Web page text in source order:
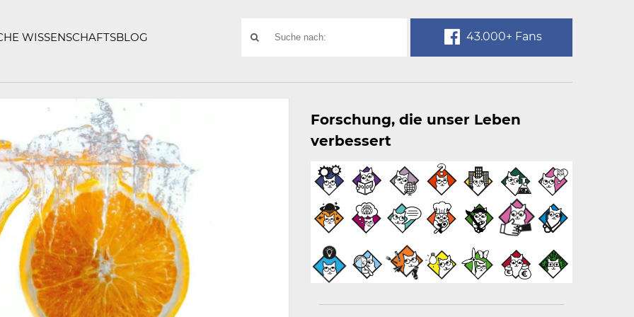
WISSENSCHAFTSBLOG
SUCHE
43.000+ Fans
Forschung, die unser Leben
verbessert